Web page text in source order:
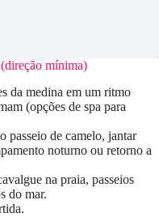
mínima)
da medina em um ritmo
(opções de spa para
de camelo, jantar
noturno ou retorno a
na praia, passeios
do mar.